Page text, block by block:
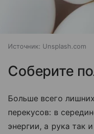
Источник: Unsplash.com
Соберите
Больше всего
перекусов: в
энергии, а рука так